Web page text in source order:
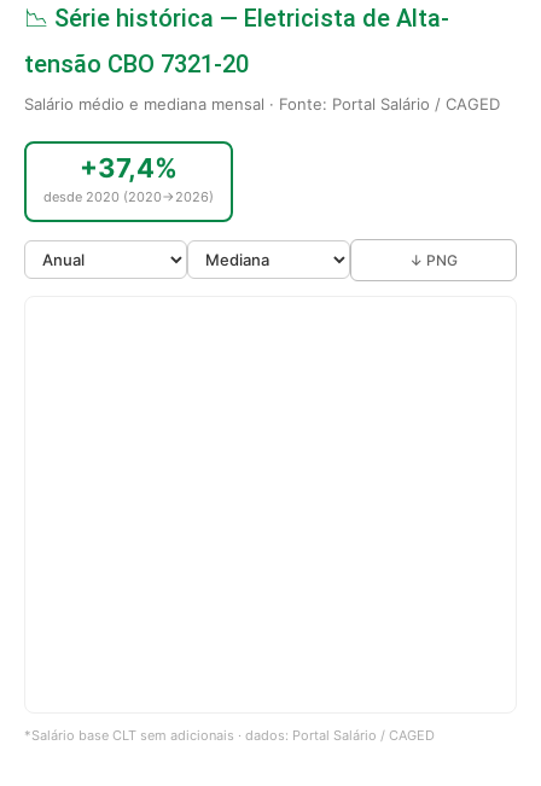
📉 Série histórica — Eletricista de Alta-
tensão CBO 7321-20
Salário médio e mediana mensal · Fonte: Portal Salário / CAGED
+37,4%
desde 2020 (2020→2026)
↓ PNG
*Salário base CLT sem adicionais · dados: Portal Salário / CAGED